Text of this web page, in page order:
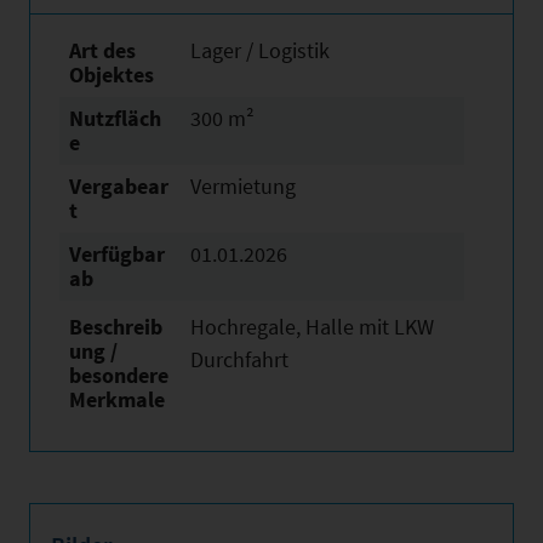
Art des
Objektes
Lager / Logistik
Nutzfläch
e
300 m²
Vergabear
t
Vermietung
Verfügbar
ab
01.01.2026
Beschreib
ung /
besondere
Merkmale
Hochregale, Halle mit LKW
Durchfahrt